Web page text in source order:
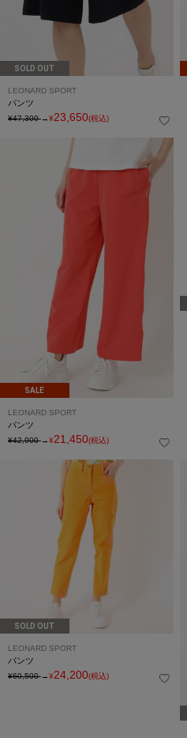
SOLD OUT
LEONARD SPORT
パンツ
¥47,300→¥23,650(税込)
SALE
LEONARD SPORT
パンツ
¥42,900→¥21,450(税込)
SOLD OUT
LEONARD SPORT
パンツ
¥60,500→¥24,200(税込)